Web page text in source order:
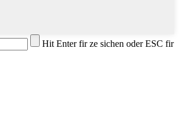
Hit Enter fir ze sichen oder ESC fir